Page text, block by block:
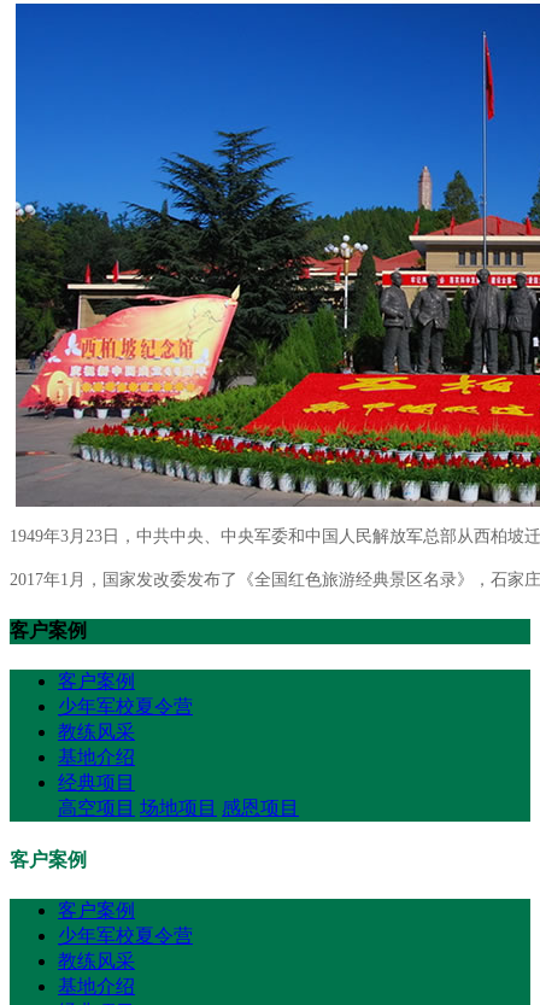
1949年3月23日，中共中央、中央军委和中国人民解放军总部从西柏坡
2017年1月，国家发改委发布了《全国红色旅游经典景区名录》，石家
客户案例
客户案例
少年军校夏令营
教练风采
基地介绍
经典项目
高空项目 场地项目 感恩项目
客户案例
客户案例
少年军校夏令营
教练风采
基地介绍